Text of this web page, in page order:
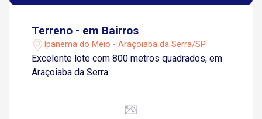
Terreno - em Bairros
Ipanema do Meio - Araçoiaba da Serra/SP
Excelente lote com 800 metros quadrados, em
Araçoiaba da Serra